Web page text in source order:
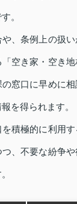
。
、条例上の扱
空き家・空き地
窓口に早めに
を得られます。
積極的に利用
、不要な紛争